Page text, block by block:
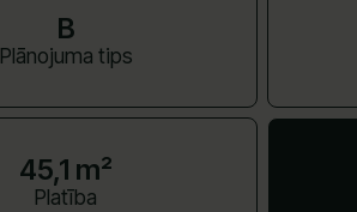
B
Plānojuma tips
45,1 m²
Platība